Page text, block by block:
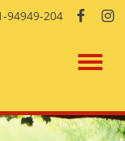
94949-204  